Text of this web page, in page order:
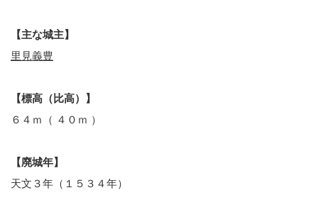
【主な城主】
里見義豊
【標高（比高）】
６４ｍ（ ４０ｍ ）
【廃城年】
天文３年（１５３４年）